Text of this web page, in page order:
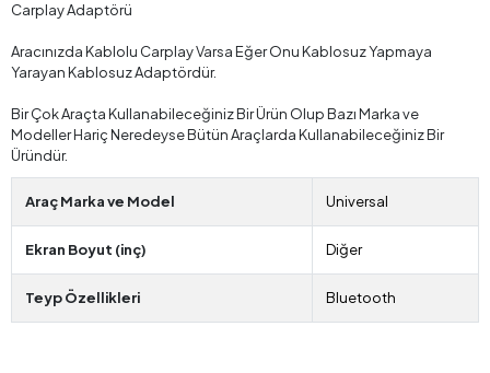
Carplay Adaptörü
Aracınızda Kablolu Carplay Varsa Eğer Onu Kablosuz Yapmaya
Yarayan Kablosuz Adaptördür.
Bir Çok Araçta Kullanabileceğiniz Bir Ürün Olup Bazı Marka ve
Modeller Hariç Neredeyse Bütün Araçlarda Kullanabileceğiniz Bir
Üründür.
Araç Marka ve Model Universal
Ekran Boyut (inç) Diğer
Teyp Özellikleri Bluetooth